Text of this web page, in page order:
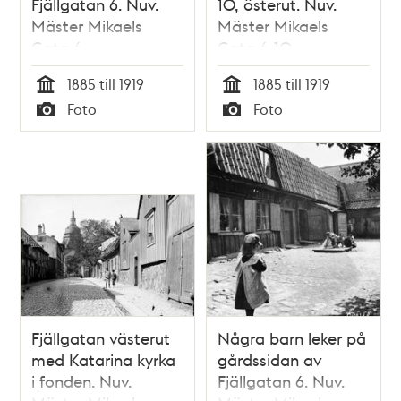
Mäster Mikaels
Gata 6
Tid
1885 till 1919
Typ
Foto
Mäster Mikaels
Gata 6-10
Tid
1885 till 1919
Typ
Foto
Fjällgatan västerut
med Katarina kyrka
i fonden. Nuv.
Några barn leker på
gårdssidan av
Fjällgatan 6. Nuv.